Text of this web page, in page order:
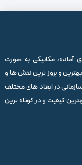
آماده، مکانیکی به صورت
و بروز ترین نقش ها و
در ابعاد های مختلف
کیفیت و در کوتاه ترین